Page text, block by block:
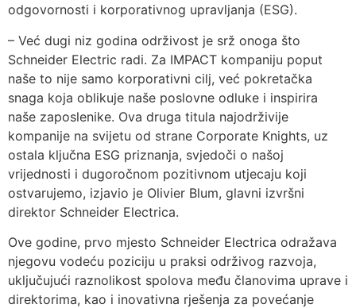
odgovornosti i korporativnog upravljanja (ESG).
– Već dugi niz godina održivost je srž onoga što
Schneider Electric radi. Za IMPACT kompaniju poput
naše to nije samo korporativni cilj, već pokretačka
snaga koja oblikuje naše poslovne odluke i inspirira
naše zaposlenike. Ova druga titula najodrživije
kompanije na svijetu od strane Corporate Knights, uz
ostala ključna ESG priznanja, svjedoči o našoj
vrijednosti i dugoročnom pozitivnom utjecaju koji
ostvarujemo, izjavio je Olivier Blum, glavni izvršni
direktor Schneider Electrica.
Ove godine, prvo mjesto Schneider Electrica odražava
njegovu vodeću poziciju u praksi održivog razvoja,
uključujući raznolikost spolova među članovima uprave i
direktorima, kao i inovativna rješenja za povećanje